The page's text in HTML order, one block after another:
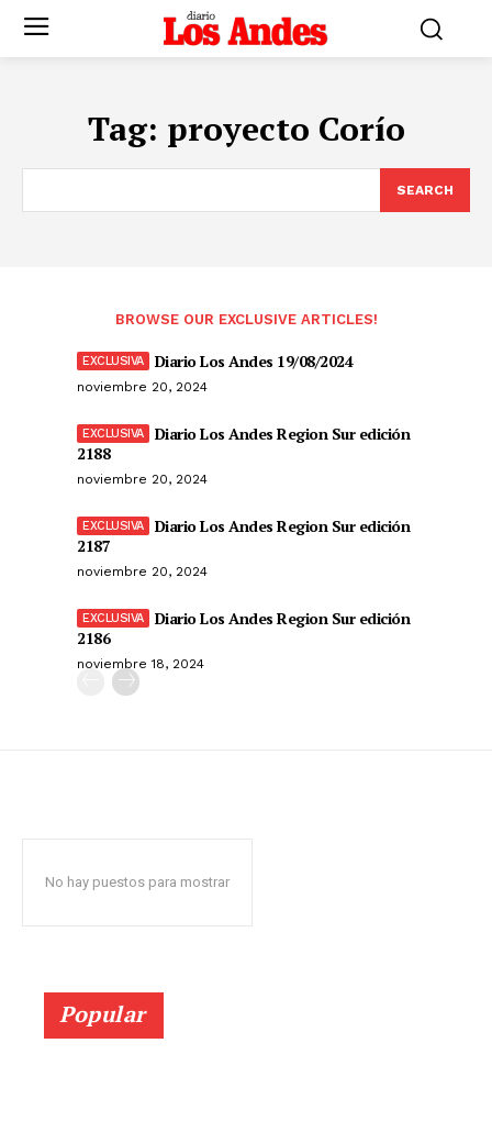
Tag: proyecto Corío
SEARCH
BROWSE OUR EXCLUSIVE ARTICLES!
Diario Los Andes 19/08/2024
noviembre 20, 2024
Diario Los Andes Region Sur edición
2188
noviembre 20, 2024
Diario Los Andes Region Sur edición
2187
noviembre 20, 2024
Diario Los Andes Region Sur edición
2186
noviembre 18, 2024
No hay puestos para mostrar
Popular